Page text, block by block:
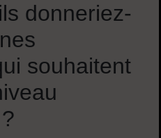
donneriez-
souhaitent